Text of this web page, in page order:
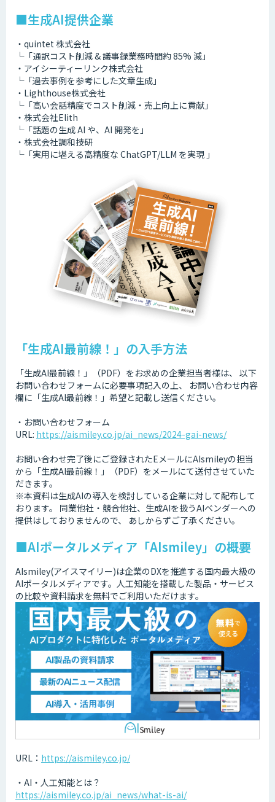
■生成AI提供企業
・quintet 株式会社
└「通訳コスト削減 & 議事録業務時間約 85% 減」
・アイシーティーリンク株式会社
└「過去事例を参考にした文章生成」
・Lighthouse株式会社
└「高い会話精度でコスト削減・売上向上に貢献」
・株式会社Elith
└「話題の生成 AI や、AI 開発を」
・株式会社調和技研
└「実用に堪える高精度な ChatGPT/LLM を実現 」
「生成AI最前線！」の入手方法
「生成AI最前線！」（PDF）をお求めの企業担当者様は、 以下
お問い合わせフォームに必要事項記入の上、 お問い合わせ内容
欄に「生成AI最前線！」希望と記載し送信ください。
・お問い合わせフォーム
URL: https://aismiley.co.jp/ai_news/2024-gai-news/
お問い合わせ完了後にご登録されたEメールにAIsmileyの担当
から「生成AI最前線！」（PDF）をメールにて送付させていた
だきます。
※本資料は生成AIの導入を検討している企業に対して配布して
おります。 同業他社・競合他社、生成AIを扱うAIベンダーへの
提供はしておりませんので、 あしからずご了承ください。
■AIポータルメディア「AIsmiley」の概要
AIsmiley(アイスマイリー)は企業のDXを推進する国内最大級の
AIポータルメディアです。人工知能を搭載した製品・サービス
の比較や資料請求を無料でご利用いただけます。
URL： https://aismiley.co.jp/
・AI・人工知能とは？
https://aismiley.co.jp/ai_news/what-is-ai/